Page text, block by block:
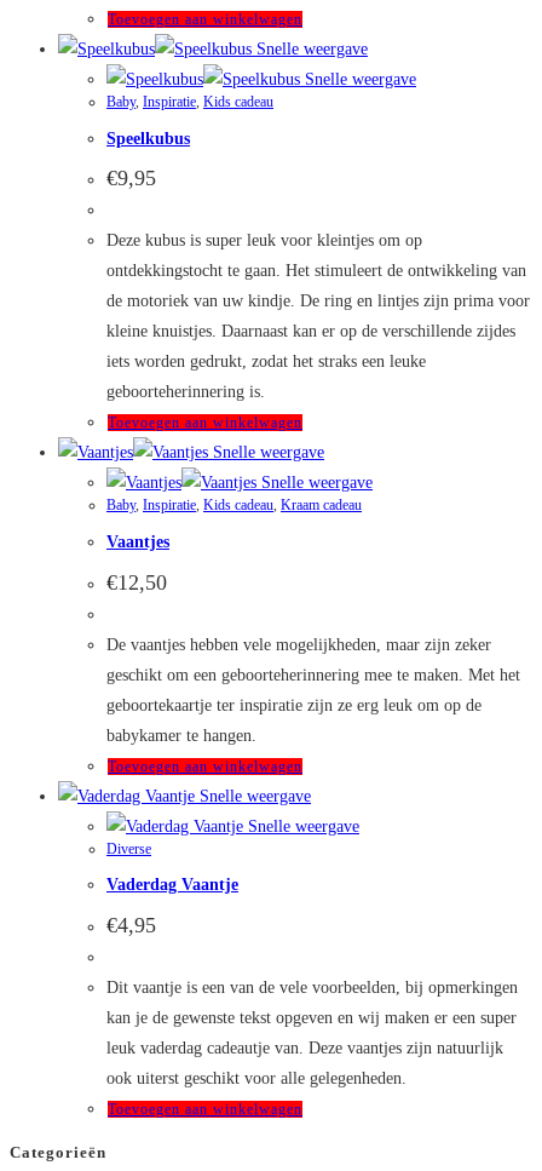
worden
op
de
productpagina
Toevoegen aan winkelwagen
Snelle weergave
Snelle weergave
Baby, Inspiratie, Kids cadeau
Speelkubus
€9,95
Deze kubus is super leuk voor kleintjes om op
ontdekkingstocht te gaan. Het stimuleert de ontwikkeling van
de motoriek van uw kindje. De ring en lintjes zijn prima voor
kleine knuistjes. Daarnaast kan er op de verschillende zijdes
iets worden gedrukt, zodat het straks een leuke
geboorteherinnering is.
Toevoegen aan winkelwagen
Snelle weergave
Snelle weergave
Baby, Inspiratie, Kids cadeau, Kraam cadeau
Vaantjes
€12,50
De vaantjes hebben vele mogelijkheden, maar zijn zeker
geschikt om een geboorteherinnering mee te maken. Met het
geboortekaartje ter inspiratie zijn ze erg leuk om op de
babykamer te hangen.
Toevoegen aan winkelwagen
Snelle weergave
Snelle weergave
Diverse
Vaderdag Vaantje
€4,95
Dit vaantje is een van de vele voorbeelden, bij opmerkingen
kan je de gewenste tekst opgeven en wij maken er een super
leuk vaderdag cadeautje van. Deze vaantjes zijn natuurlijk
ook uiterst geschikt voor alle gelegenheden.
Toevoegen aan winkelwagen
Categorieën